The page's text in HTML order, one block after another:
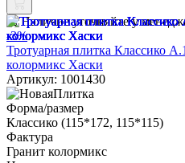
Наличие уточняйте у
-3%
Тротуарная плитка Классико
колормикс Хаски
Артикул: 1001430
Форма/размер
Классико (115*172, 115*115)
Фактура
Гранит колормикс